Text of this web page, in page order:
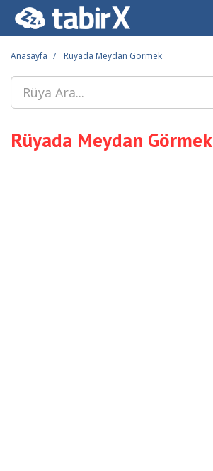
Anasayfa Rüyada Meydan Görmek
Rüyada Meydan Görmek